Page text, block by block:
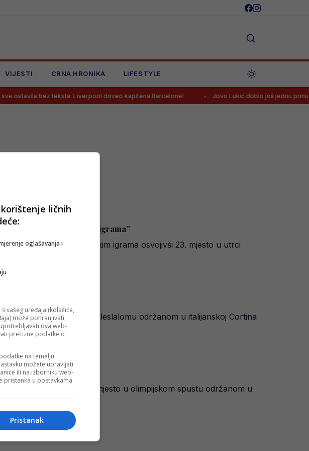
VIJESTI CRNA HRONIKA LIFESTYLE
ostavila bez teksta: Liverpool doveo kapitena Barcelone! Jovo Lukić dobio još jednu ponudu!
na Zimskim olimpijskim igrama”
na Zimskim olimpijskim igrama osvojivši 23. mjesto u utrci
nastupile su danas u veleslalomu održanom u italijanskoj Cortina
uspjeh osvojivši 20. mjesto u olimpijskom spustu održanom u
korištenje ličnih
oglašavanja i
vašeg uređaja (kolačiće,
može pohranjivati,
ova web-
precizne podatke o
na temelju
možete upravljati
ili na izborniku web-
pristanka u postavkama
Pristanak